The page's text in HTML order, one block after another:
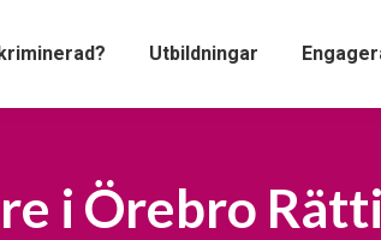
Utbildningar
i Örebro